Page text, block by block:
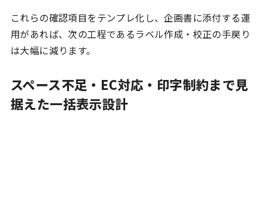
これらの確認項目をテンプレ化し、企画書に添付する運
用があれば、次の工程であるラベル作成・校正の手戻り
は大幅に減ります。
スペース不足・EC対応・印字制約まで見
据えた一括表示設計